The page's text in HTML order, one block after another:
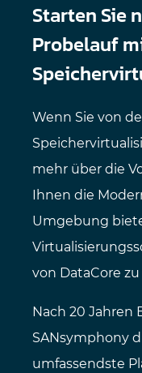
Starten Sie
Probelauf
Wenn Sie von
mehr über die
Ihnen die
Umgebung
von DataCore
Nach 20
SANsymphony
umfassendste